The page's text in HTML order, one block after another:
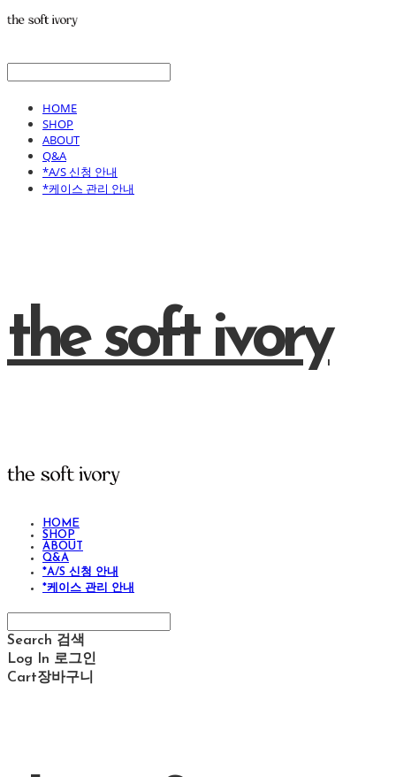
HOME
SHOP
ABOUT
Q&A
*A/S 신청 안내
*케이스 관리 안내
the soft ivory
HOME
SHOP
ABOUT
Q&A
*A/S 신청 안내
*케이스 관리 안내
Search 검색
Log In 로그인
Cart장바구니